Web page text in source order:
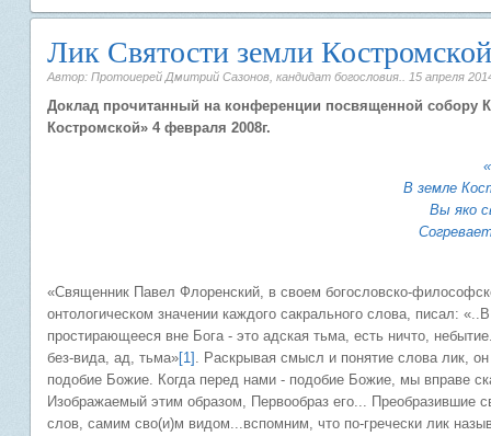
Лик Святости земли Костромской
Автор: Протоиерей Дмитрий Сазонов, кандидат богословия.. 15 апреля
Доклад прочитанный на конференции посвященной собору
Костромской» 4 февраля 2008г.
В земле
Вы яко
«Священник Павел Флоренский, в своем богословско-
онтологическом значении каждого сакрального слова, писал:
простирающееся вне Бога - это адская тьма, есть ничто,
без-вида, ад, тьма»[1] . Раскрывая смысл и понятие слова лик,
подобие Божие. Когда перед нами - подобие Божие, мы вправе
Изображаемый этим образом, Первообраз его... Преобразившие
слов, самим сво(и)м видом...вспомним, что по-гречески лик